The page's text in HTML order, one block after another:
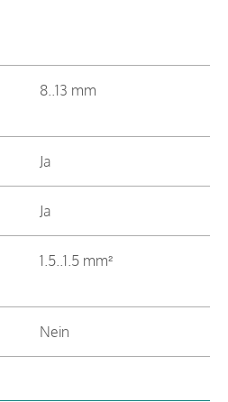
8..13 mm
Ja
Ja
1.5..1.5 mm²
Nein